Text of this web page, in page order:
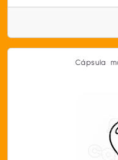
Cápsula